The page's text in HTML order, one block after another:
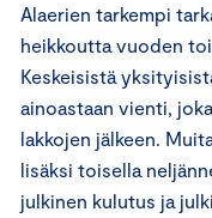
Alaerien tarkempi
heikkoutta vuoden
Keskeisistä
ainoastaan vienti,
lakkojen jälkeen.
lisäksi toisella
julkinen kulutus ja